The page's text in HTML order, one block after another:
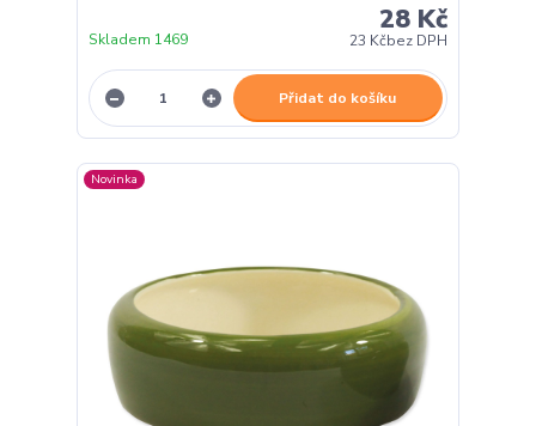
28 Kč
23 Kčbez DPH
Skladem 1469
Přidat do košíku
Novinka